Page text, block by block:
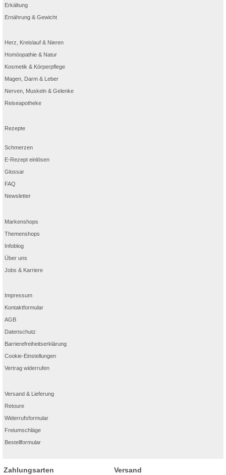
Erkältung
Ernährung & Gewicht
Herz, Kreislauf & Nieren
Homöopathie & Natur
Kosmetik & Körperpflege
Magen, Darm & Leber
Nerven, Muskeln & Gelenke
Reiseapotheke
Rezepte
Schmerzen
E-Rezept einlösen
Glossar
FAQ
Newsletter
Markenshops
Themenshops
Infoblog
Über uns
Jobs & Karriere
Impressum
Kontaktformular
AGB
Datenschutz
Barrierefreiheitserklärung
Cookie-Einstellungen
Vertrag widerrufen
Versand & Lieferung
Retoure
Widerrufsformular
Freiumschläge
Bestellformular
Zahlungsarten Versand